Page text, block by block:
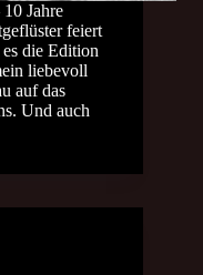
Jahre
feiert
die Edition
liebevoll
auf das
Und auch